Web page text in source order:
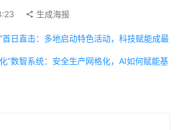
生成海报
首日直击：多地启动特色活动，科技赋能成最
”数智系统：安全生产网格化，AI如何赋能基